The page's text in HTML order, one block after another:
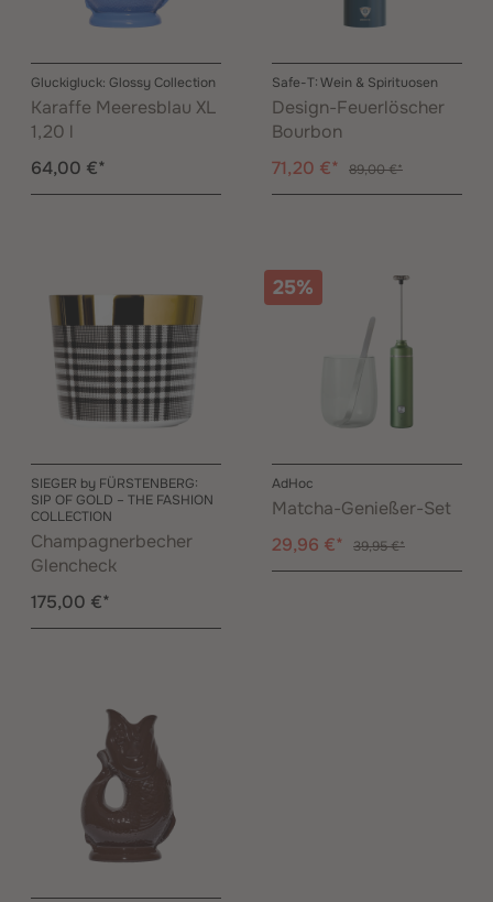
Gluckigluck: Glossy Collection
Karaffe Meeresblau XL
1,20 l
64,00 €*
Safe-T: Wein & Spirituosen
Design-Feuerlöscher
Bourbon
71,20 €*
89,00 €*
SIEGER by FÜRSTENBERG:
SIP OF GOLD – THE FASHION
COLLECTION
Champagnerbecher
Glencheck
175,00 €*
25%
AdHoc
Matcha-Genießer-Set
29,96 €*
39,95 €*